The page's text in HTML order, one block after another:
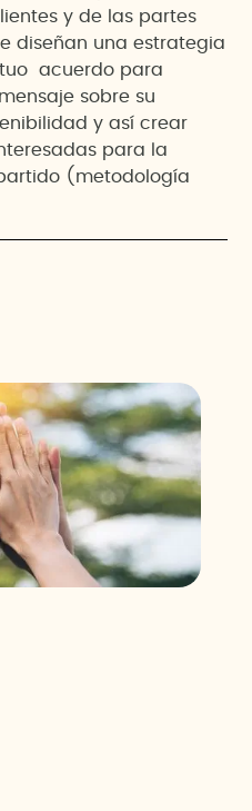
y de las partes
diseñan una estrategia
acuerdo para
sobre su
y así crear
para la
(metodología